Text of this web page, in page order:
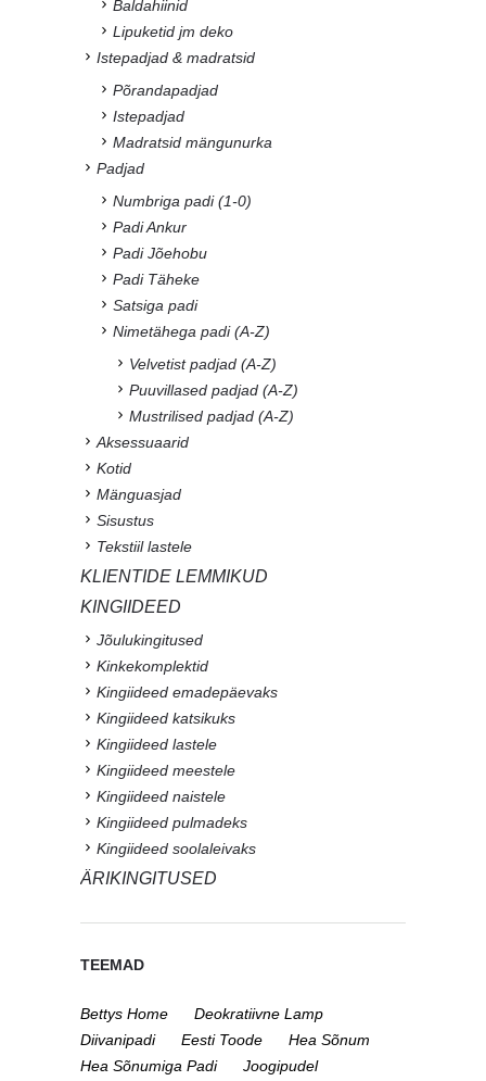
Baldahiinid
Lipuketid jm deko
Istepadjad & madratsid
Põrandapadjad
Istepadjad
Madratsid mängunurka
Padjad
Numbriga padi (1-0)
Padi Ankur
Padi Jõehobu
Padi Täheke
Satsiga padi
Nimetähega padi (A-Z)
Velvetist padjad (A-Z)
Puuvillased padjad (A-Z)
Mustrilised padjad (A-Z)
Aksessuaarid
Kotid
Mänguasjad
Sisustus
Tekstiil lastele
KLIENTIDE LEMMIKUD
KINGIIDEED
Jõulukingitused
Kinkekomplektid
Kingiideed emadepäevaks
Kingiideed katsikuks
Kingiideed lastele
Kingiideed meestele
Kingiideed naistele
Kingiideed pulmadeks
Kingiideed soolaleivaks
ÄRIKINGITUSED
TEEMAD
Bettys Home
Deokratiivne Lamp
Diivanipadi
Eesti Toode
Hea Sõnum
Hea Sõnumiga Padi
Joogipudel